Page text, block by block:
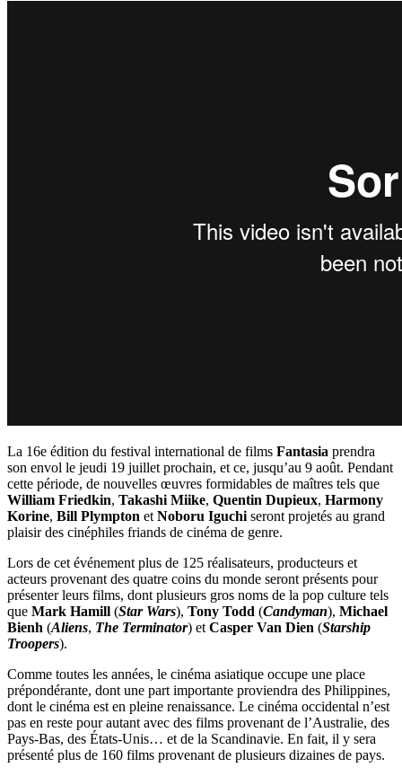
La 16e édition du festival international de films Fantasia prendra
son envol le jeudi 19 juillet prochain, et ce, jusqu’au 9 août. Pendant
cette période, de nouvelles œuvres formidables de maîtres tels que
William Friedkin, Takashi Miike, Quentin Dupieux, Harmony
Korine, Bill Plympton et Noboru Iguchi seront projetés au grand
plaisir des cinéphiles friands de cinéma de genre.
Lors de cet événement plus de 125 réalisateurs, producteurs et
acteurs provenant des quatre coins du monde seront présents pour
présenter leurs films, dont plusieurs gros noms de la pop culture tels
que Mark Hamill (Star Wars), Tony Todd (Candyman), Michael
Bienh (Aliens, The Terminator) et Casper Van Dien (Starship
Troopers).
Comme toutes les années, le cinéma asiatique occupe une place
prépondérante, dont une part importante proviendra des Philippines,
dont le cinéma est en pleine renaissance. Le cinéma occidental n’est
pas en reste pour autant avec des films provenant de l’Australie, des
Pays-Bas, des États-Unis… et de la Scandinavie. En fait, il y sera
présenté plus de 160 films provenant de plusieurs dizaines de pays.